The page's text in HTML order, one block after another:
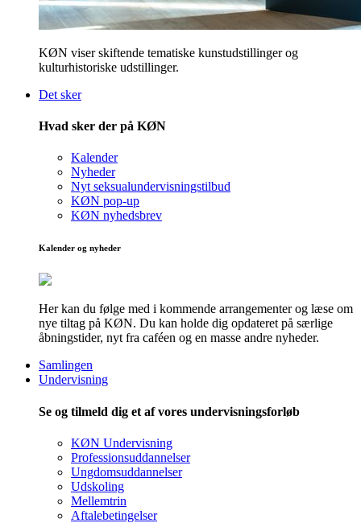
KØN viser skiftende tematiske kunstudstillinger og
kulturhistoriske udstillinger.
Det sker
Hvad sker der på KØN
Kalender
Nyheder
Nyt seksualundervisningstilbud
KØN pop-up
KØN nyhedsbrev
Kalender og nyheder
Her kan du følge med i kommende arrangementer og læse om
nye tiltag på KØN. Du kan holde dig opdateret på særlige
åbningstider, nyt fra caféen og en masse andre nyheder.
Samlingen
Undervisning
Se og tilmeld dig et af vores undervisningsforløb
KØN Undervisning
Professionsuddannelser
Ungdomsuddannelser
Udskoling
Mellemtrin
Aftalebetingelser